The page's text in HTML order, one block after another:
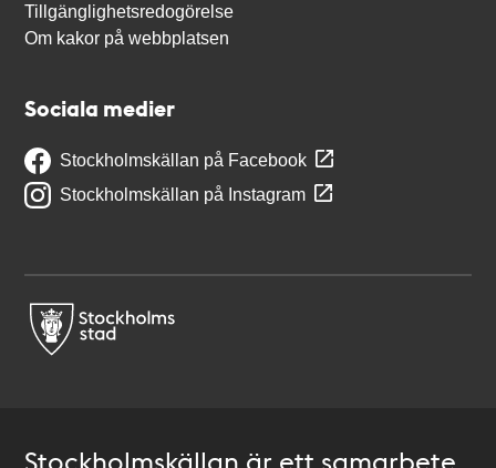
Tillgänglighetsredogörelse
Om kakor på webbplatsen
Sociala medier
Stockholmskällan på Facebook
Stockholmskällan på Instagram
Stockholmskällan är ett samarbete